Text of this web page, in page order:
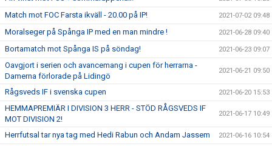
Match mot FOC Farsta ikväll - 20.00 på IP! 2021-07-02 09:48
Moralseger på Spånga IP med en man mindre ! 2021-06-28 09:40
Bortamatch mot Spånga IS på söndag! 2021-06-23 09:07
Oavgjort i serien och avancemang i cupen för herrarna -
Damerna förlorade på Lidingö
2021-06-21 09:50
Rågsveds IF i svenska cupen 2021-06-20 15:53
HEMMAPREMIÄR I DIVISION 3 HERR - STÖD RÅGSVEDS IF
MOT DIVISION 2!
2021-06-17 10:49
Herrfutsal tar nya tag med Hedi Rabun och Andam Jassem 2021-06-16 10:54